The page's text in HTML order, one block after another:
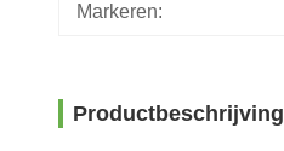
Markeren:
Productbeschrijving